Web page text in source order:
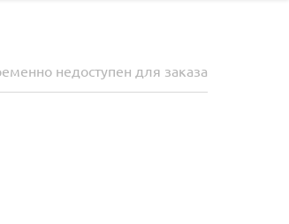
недоступен для заказа